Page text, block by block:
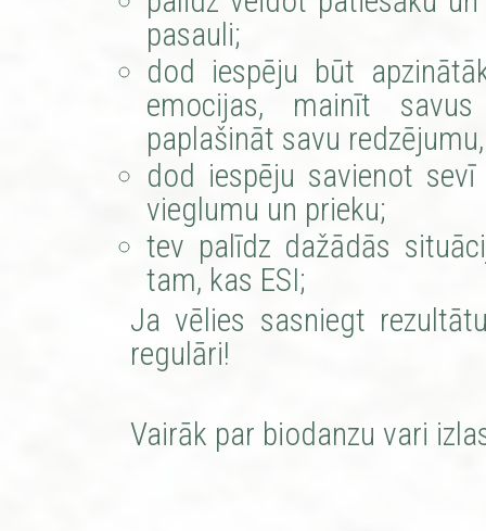
pasauli;
dod iespēju būt
emocijas, mainīt
paplašināt savu
dod iespēju savienot
vieglumu un prieku;
tev palīdz dažādās
tam, kas ESI;
Ja vēlies sasniegt
regulāri!
Vairāk par biodanzu vari